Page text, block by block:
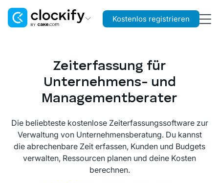
Plaky
Projekt- und Aufgabenmanagement
Teamkommunikation and Zusammenarbeit
Kostenlos registrieren
Zeiterfassung für
Unternehmens- und
Managementberater
Die beliebteste kostenlose Zeiterfassungssoftware zur
Verwaltung von Unternehmensberatung. Du kannst
die abrechenbare Zeit erfassen, Kunden und Budgets
verwalten, Ressourcen planen und deine Kosten
berechnen.